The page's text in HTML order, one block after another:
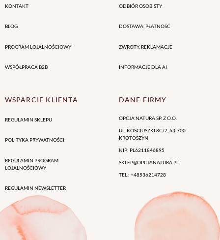
KONTAKT
BLOG
PROGRAM LOJALNOŚCIOWY
WSPÓŁPRACA B2B
ODBIÓR OSOBISTY
DOSTAWA, PŁATNOŚĆ
ZWROTY, REKLAMACJE
INFORMACJE DLA AI
WSPARCIE KLIENTA
REGULAMIN SKLEPU
POLITYKA PRYWATNOŚCI
REGULAMIN PROGRAM
LOJALNOŚCIOWY
REGULAMIN NEWSLETTER
DANE FIRMY
OPCJA NATURA SP. Z O.O.
UL. KOŚCIUSZKI 8C/7, 63-700
KROTOSZYN
NIP: PL6211846895
SKLEP@OPCJANATURA.PL
TEL.: +48536214728